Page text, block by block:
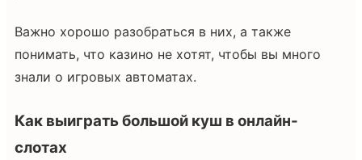
Важно хорошо разобраться в них, а также
понимать, что казино не хотят, чтобы вы много
знали о игровых автоматах.
Как выиграть большой куш в онлайн-
слотах